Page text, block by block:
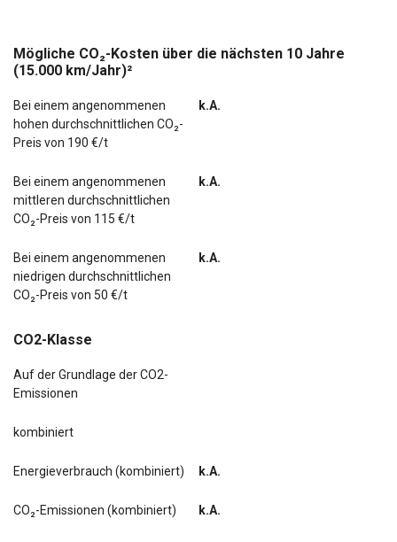
Mögliche CO₂-Kosten über die nächsten 10 Jahre
(15.000 km/Jahr)²
Bei einem angenommenen
hohen durchschnittlichen CO₂-
Preis von 190 €/t
k.A.
Bei einem angenommenen
mittleren durchschnittlichen
CO₂-Preis von 115 €/t
k.A.
Bei einem angenommenen
niedrigen durchschnittlichen
CO₂-Preis von 50 €/t
k.A.
CO2-Klasse
Auf der Grundlage der CO2-
Emissionen
kombiniert
Energieverbrauch (kombiniert) k.A.
CO₂-Emissionen (kombiniert) k.A.